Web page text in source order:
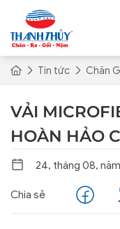
Tin tức Chăn
VẢI
HOÀN HẢO
24, tháng 08,
Chia sẻ